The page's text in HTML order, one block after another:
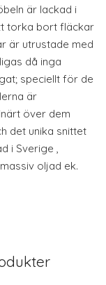
är lackad i
torka bort fläckar
är utrustade med
då inga
speciellt för de
är
över dem
det unika snittet
i Sverige ,
oljad ek.